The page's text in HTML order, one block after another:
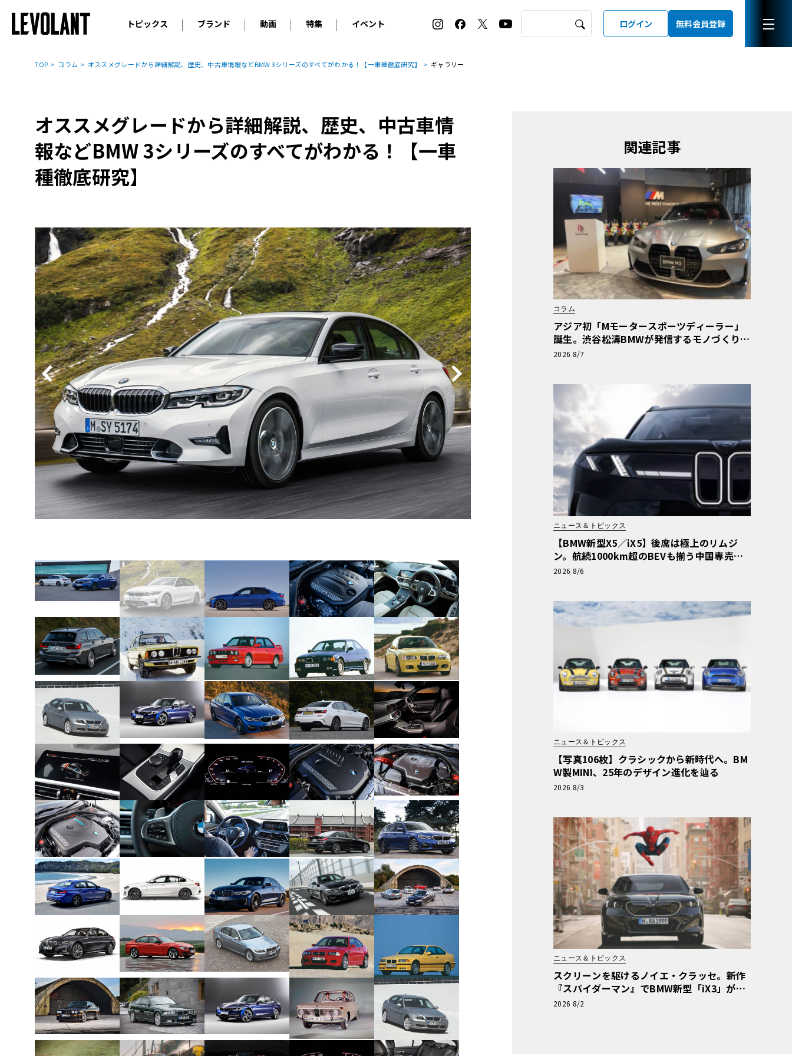
トピックス
ニュース
コラム
ブランド
輸入車 アウディ BMW
アルピナ
プジョー
ルノー
アバルト
アルファ・ロメオ
フェラーリ
フィアット
ランボルギーニ
マセラティ
アストン・マーティン
ボルボ
キャデラック
シボレー
ジープ
テスラ
ヒョンデ
BYD
その他
国産車 レクサス トヨタ
日産
ホンダ
スバル
マツダ
三菱
ダイハツ
スズキ
光岡
その他
動画
オリジナル動画
特集
2026 サマータイヤ＆ホイール バイヤーズガイド
ホイールカタログ
タイヤ特集
イベント
ル・ボラン カーズ・ミート2026横浜
EV:LIFE KOBE 2025
ル・ボラン カーズ・ミート2025横浜
ログイン 無料会員登録
TOP コラム オススメグレードから詳細解説、歴史、中古車情報などBMW 3シリーズのすべてがわかる！【一車種徹底研究】 ギャラリー
オススメグレードから詳細解説、歴史、中古車情
報などBMW 3シリーズのすべてがわかる！【一車
種徹底研究】
関連記事
コラム
アジア初「Mモータースポーツディーラー」
誕生。渋谷松濤BMWが発信するモノづくりの
矜持【木下隆之コラム】
2026 8/7
ニュース＆トピックス
【BMW新型X5／iX5】後席は極上のリムジ
ン。航続1000km超のBEVも揃う中国専売ロ
ング仕様の全貌
2026 8/6
ニュース＆トピックス
【写真106枚】クラシックから新時代へ。BM
W製MINI、25年のデザイン進化を辿る
2026 8/3
ニュース＆トピックス
スクリーンを駆けるノイエ・クラッセ。新作
『スパイダーマン』でBMW新型「iX3」が示
す次世代の指針
2026 8/2